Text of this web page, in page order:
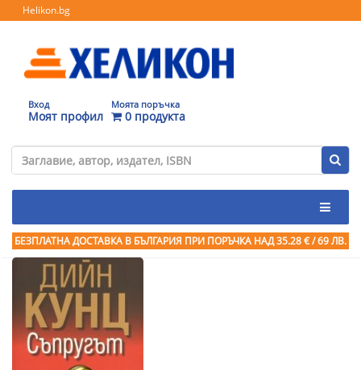
Helikon.bg
Вход
Моят профил
Моята поръчка
0 продукта
БЕЗПЛАТНА ДОСТАВКА В БЪЛГАРИЯ ПРИ ПОРЪЧКА НАД 35.28 € / 69 ЛВ.